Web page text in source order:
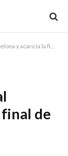
la final de la Champions
de